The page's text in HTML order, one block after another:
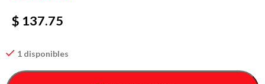
$ 137.75
1 disponibles